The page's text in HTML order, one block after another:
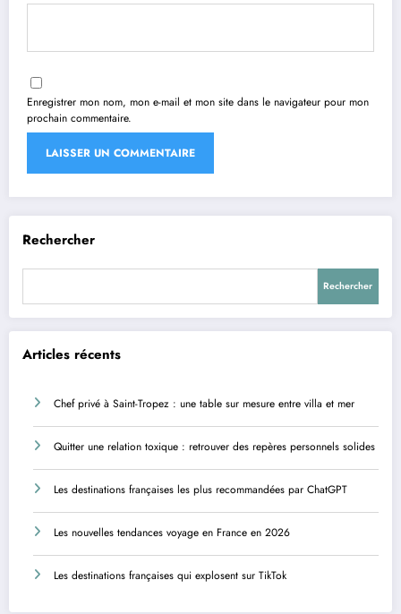
Enregistrer mon nom, mon e-mail et mon site dans le navigateur pour mon
prochain commentaire.
Rechercher
Rechercher
Articles récents
Chef privé à Saint-Tropez : une table sur mesure entre villa et mer
Quitter une relation toxique : retrouver des repères personnels solides
Les destinations françaises les plus recommandées par ChatGPT
Les nouvelles tendances voyage en France en 2026
Les destinations françaises qui explosent sur TikTok